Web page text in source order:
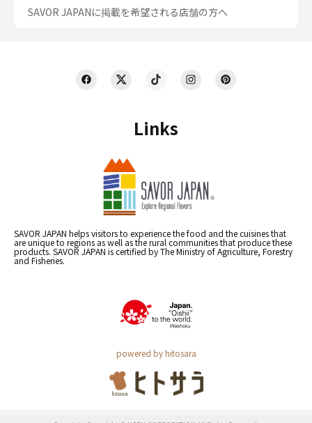
Links
SAVOR JAPAN helps visitors to experience the food and the cuisines that
are unique to regions as well as the rural communities that produce these
products. SAVOR JAPAN is certified by The Ministry of Agriculture, Forestry
and Fisheries.
powered by hitosara
SAVOR JAPANに掲載を希望される店舗の方へ